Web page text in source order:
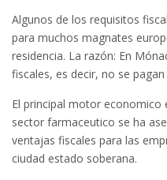
Algunos de los requisitos
para muchos magnates
residencia. La razón: En
fiscales, es decir, no se
El principal motor economico
sector farmaceutico se ha
ventajas fiscales para las
ciudad estado soberana.